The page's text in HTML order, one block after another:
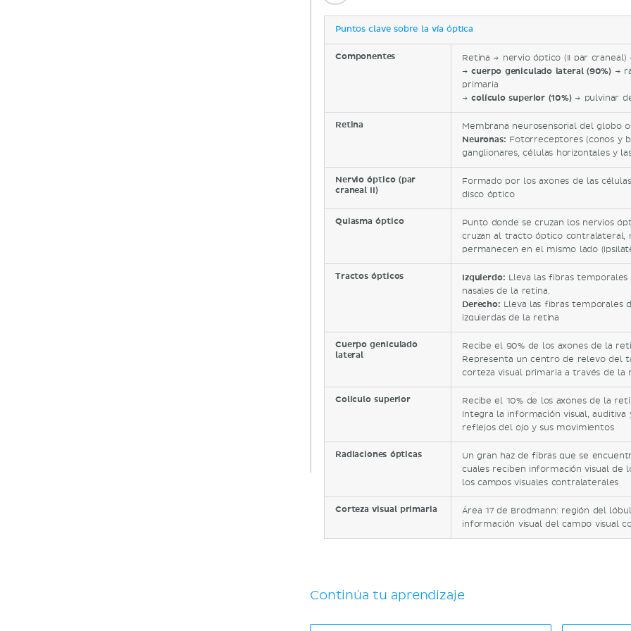
Puntos clave sobre la vía óptica
Componentes
Retina → nervio óptico (II par
→cuerpo geniculado lateral (90%) →
primaria
→colículo superior (10%)→ pulvinar
Retina
Membrana neurosensorial del globo
Neuronas: Fotorreceptores (conos y
ganglionares, células horizontales y
Nervio óptico (par
craneal II)
Formado por los axones de las
disco óptico
Quiasma óptico
Punto donde se cruzan los nervios
cruzan al tracto óptico contralateral,
permanecen en el mismo lado
Tractos ópticos Izquierdo: Lleva las fibras temporales
nasales de la retina.
Derecho: Lleva las fibras temporales
izquierdas de la retina
Cuerpo geniculado
lateral
Recibe el 90% de los axones de la
Representa un centro de relevo del
corteza visual primaria a través de la
Colículo superior
Recibe el 10% de los axones de la
Integra la información visual,
reflejos del ojo y sus movimientos
Radiaciones ópticas
Un gran haz de fibras que se
cuales reciben información visual de
los campos visuales contralaterales
Corteza visual primaria
Área 17 de Brodmann: región del
información visual del campo visual
Continúa tu aprendizaje